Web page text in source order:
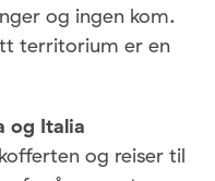
og ingen kom.
territorium er en
og Italia
og reiser til